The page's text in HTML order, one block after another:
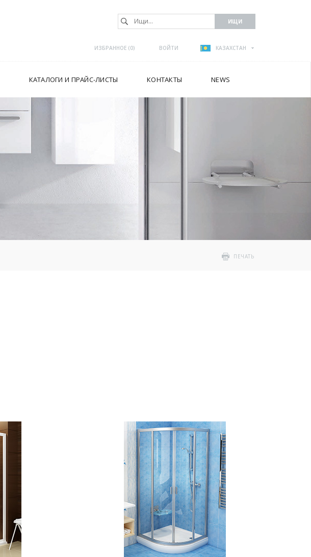
ИЗБРАННОЕ (0) ВОЙТИ КАЗАХСТАН
КАТАЛОГИ И ПРАЙС-ЛИСТЫ КОНТАКТЫ NEWS
ПЕЧАТЬ